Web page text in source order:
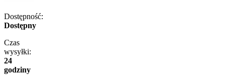
Dostępność:
Dostępny
Czas
wysyłki:
24
godziny